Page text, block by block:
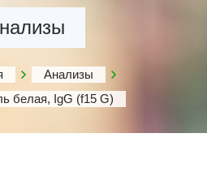
Анализы
белая, IgG (f15 G)